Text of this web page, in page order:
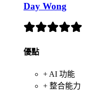
Day Wong
優點
+ AI 功能
+ 整合能力